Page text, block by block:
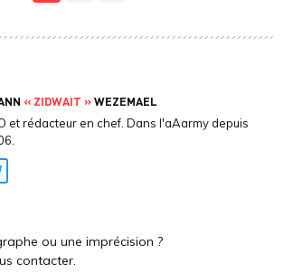
« ZIDWAIT »WEZEMAEL
et rédacteur en chef. Dans l'aAarmy depuis
ou une imprécision ?
contacter.